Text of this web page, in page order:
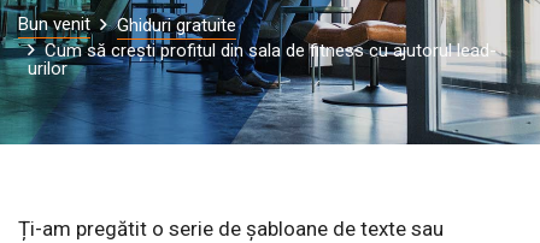
Bun venit
Ghiduri gratuite
Cum să crești profitul din sala de fitness cu ajutorul lead-
urilor
Ți-am pregătit o serie de șabloane de texte sau